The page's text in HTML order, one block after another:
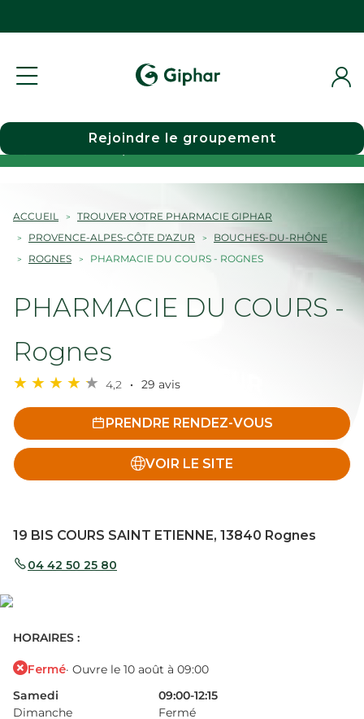
Choisir une pharmacie
Rejoindre le groupement
ACCUEIL
TROUVER VOTRE PHARMACIE GIPHAR
PROVENCE-ALPES-CÔTE D'AZUR
BOUCHES-DU-RHÔNE
ROGNES
PHARMACIE DU COURS - ROGNES
PHARMACIE DU COURS -
Rognes
4,2 29 avis
PRENDRE RENDEZ-VOUS
VOIR LE SITE
19 BIS COURS SAINT ETIENNE, 13840 Rognes
04 42 50 25 80
HORAIRES :
Fermé· Ouvre le 10 août à 09:00
Samedi
09:00-12:15
Dimanche
Fermé